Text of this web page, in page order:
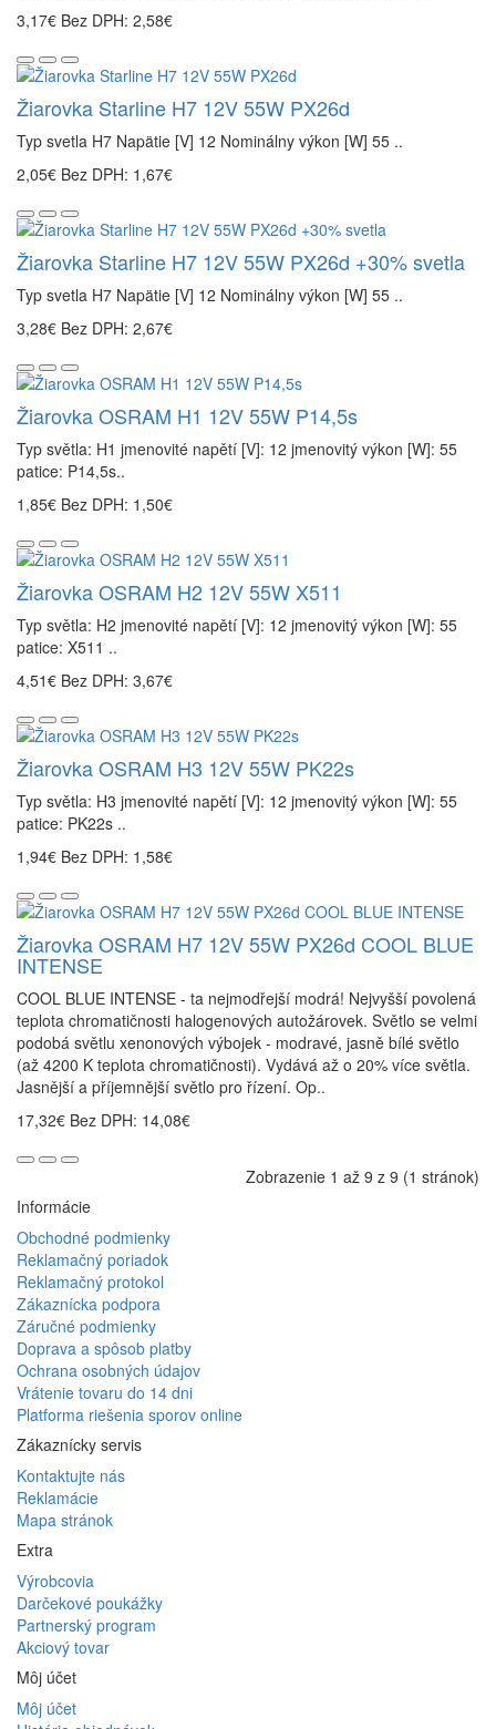
3,17€ Bez DPH: 2,58€
Žiarovka Starline H7 12V 55W PX26d
Typ svetla H7 Napätie [V] 12 Nominálny výkon [W] 55 ..
2,05€ Bez DPH: 1,67€
Žiarovka Starline H7 12V 55W PX26d +30% svetla
Typ svetla H7 Napätie [V] 12 Nominálny výkon [W] 55 ..
3,28€ Bez DPH: 2,67€
Žiarovka OSRAM H1 12V 55W P14,5s
Typ světla: H1 jmenovité napětí [V]: 12 jmenovitý výkon [W]: 55
patice: P14,5s..
1,85€ Bez DPH: 1,50€
Žiarovka OSRAM H2 12V 55W X511
Typ světla: H2 jmenovité napětí [V]: 12 jmenovitý výkon [W]: 55
patice: X511 ..
4,51€ Bez DPH: 3,67€
Žiarovka OSRAM H3 12V 55W PK22s
Typ světla: H3 jmenovité napětí [V]: 12 jmenovitý výkon [W]: 55
patice: PK22s ..
1,94€ Bez DPH: 1,58€
Žiarovka OSRAM H7 12V 55W PX26d COOL BLUE
INTENSE
COOL BLUE INTENSE - ta nejmodřejší modrá! Nejvyšší povolená
teplota chromatičnosti halogenových autožárovek. Světlo se velmi
podobá světlu xenonových výbojek - modravé, jasně bílé světlo
(až 4200 K teplota chromatičnosti). Vydává až o 20% více světla.
Jasnější a příjemnější světlo pro řízení. Op..
17,32€ Bez DPH: 14,08€
Zobrazenie 1 až 9 z 9 (1 stránok)
Informácie
Obchodné podmienky
Reklamačný poriadok
Reklamačný protokol
Zákaznícka podpora
Záručné podmienky
Doprava a spôsob platby
Ochrana osobných údajov
Vrátenie tovaru do 14 dni
Platforma riešenia sporov online
Zákaznícky servis
Kontaktujte nás
Reklamácie
Mapa stránok
Extra
Výrobcovia
Darčekové poukážky
Partnerský program
Akciový tovar
Môj účet
Môj účet